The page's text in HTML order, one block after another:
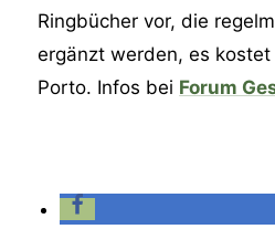
Ringbücher vor, die
ergänzt werden, es kostet
Porto. Infos bei Forum